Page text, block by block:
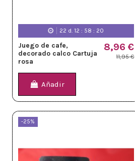
22 d. 12 :58 :18
Juego de cafe,
decorado calco Cartuja
rosa
8,96 €
11,95 €
Añadir
-25%